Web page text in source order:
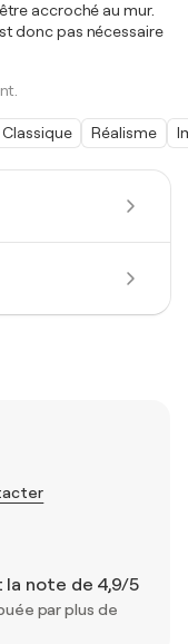
note de 4,9/5
par plus de
accroché au mur.
donc pas nécessaire
Classique Réalisme